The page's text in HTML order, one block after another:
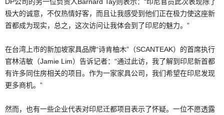
极大的诚意，不仅热情好客，而且让我感受到他们正在极力使这座新
首都成为现实，总之，这次访问让我体会到了印尼的魅力。”
在台湾上市的新加坡家具品牌“诗肯柚木”（SCANTEAK）的首席执行
官林洁敏（Jamie Lim）告诉记者：“通过此访，我了解到印尼新首都
有许多同住房相关的项目。作为一家家具公司，我们希望在印尼发现
更多商机。”
然而，也有一些企业代表对印尼迁都项目表示了怀疑。一位不愿透露